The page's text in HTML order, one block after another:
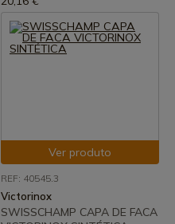
Ver produto
REF: 40545.3
Victorinox
SWISSCHAMP CAPA DE FACA